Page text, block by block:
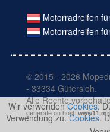
Wir verwendenCookies.
Verwendung zu.Cookies.
Motorradreifen
Motorradreifen
© 2015 - 2026
- 33334 Gütersloh.
Alle Rechte
generate on host: